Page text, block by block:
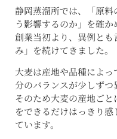
静岡蒸溜所では、「原
う影響するのか」を確
創業当初より、異例と
み」を続けてきました。
大麦は産地や品種によ
分のバランスが少しずつ
そのため大麦の産地ご
をできるだけはっきり
ています。